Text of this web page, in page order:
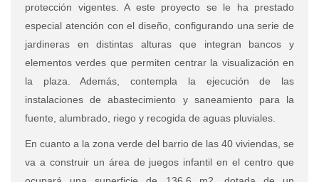
protección vigentes. A este proyecto se le ha prestado
especial atención con el diseño, configurando una serie de
jardineras en distintas alturas que integran bancos y
elementos verdes que permiten centrar la visualización en
la plaza.
Además, contempla la ejecución de las
instalaciones de abastecimiento y saneamiento para la
fuente, alumbrado, riego y recogida de aguas pluviales.
En cuanto a la zona verde del barrio de las 40 viviendas, se
va a construir un área de juegos infantil en el centro que